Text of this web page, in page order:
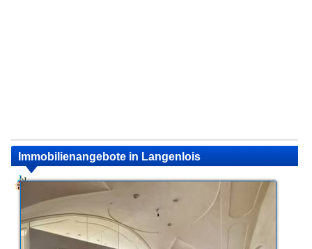
Immobilienangebote in Langenlois